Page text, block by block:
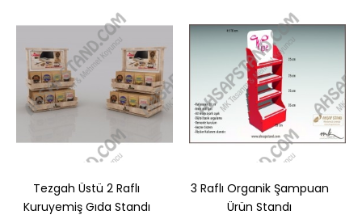
Tezgah Üstü 2 Raflı
Kuruyemiş Gıda Standı
3 Raflı Organik Şampuan
Ürün Standı